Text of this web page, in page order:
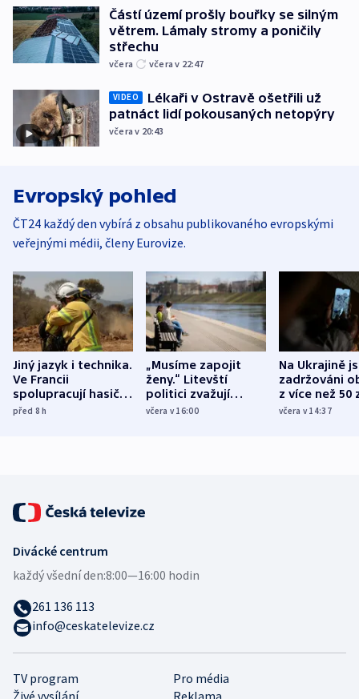
Částí území prošly bouřky se silným
větrem. Lámaly stromy a poničily
střechu
včera včera v 22:47
VIDEO
Lékaři v Ostravě ošetřili už
patnáct lidí pokousaných netopýry
včera v 20:43
Evropský pohled
ČT24 každý den vybírá z obsahu publikovaného evropskými
veřejnými médii, členy Eurovize.
Jiný jazyk i technika.
Ve Francii
spolupracují hasiči z
různých zemí
před 8h
„Musíme zapojit
ženy.“ Litevští
politici zvažují
dohodu o
včera v 16:00
Na Ukrajině
zadržováni
z více než 50
Bojovali na
včera v 14:37
TV program
Pro média
Divácké centrum
každý všední den:8:00—16:00 hodin
261 136 113
info@ceskatelevize.cz